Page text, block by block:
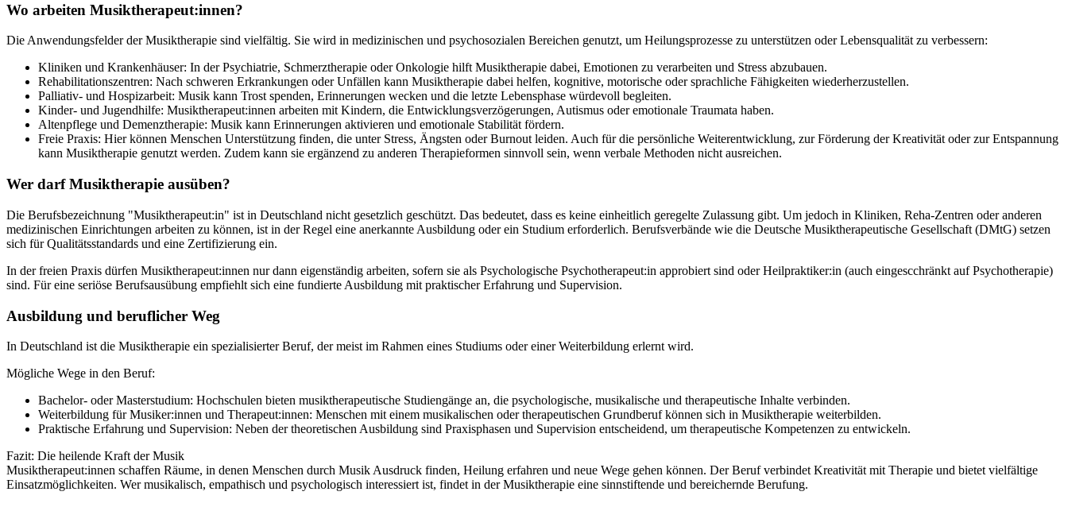
Wo arbeiten Musiktherapeut:innen?
Die Anwendungsfelder der Musiktherapie sind vielfältig. Sie wird in medizinischen und psychosozialen Bereichen genutzt, um Heilungsprozesse zu unterstützen oder Lebensqualität zu verbessern:
Kliniken und Krankenhäuser: In der Psychiatrie, Schmerztherapie oder Onkologie hilft Musiktherapie dabei, Emotionen zu verarbeiten und Stress abzubauen.
Rehabilitationszentren: Nach schweren Erkrankungen oder Unfällen kann Musiktherapie dabei helfen, kognitive, motorische oder sprachliche Fähigkeiten wiederherzustellen.
Palliativ- und Hospizarbeit: Musik kann Trost spenden, Erinnerungen wecken und die letzte Lebensphase würdevoll begleiten.
Kinder- und Jugendhilfe: Musiktherapeut:innen arbeiten mit Kindern, die Entwicklungsverzögerungen, Autismus oder emotionale Traumata haben.
Altenpflege und Demenztherapie: Musik kann Erinnerungen aktivieren und emotionale Stabilität fördern.
Freie Praxis: Hier können Menschen Unterstützung finden, die unter Stress, Ängsten oder Burnout leiden. Auch für die persönliche Weiterentwicklung, zur Förderung der Kreativität oder zur Entspannung
kann Musiktherapie genutzt werden. Zudem kann sie ergänzend zu anderen Therapieformen sinnvoll sein, wenn verbale Methoden nicht ausreichen.
Wer darf Musiktherapie ausüben?
Die Berufsbezeichnung "Musiktherapeut:in" ist in Deutschland nicht gesetzlich geschützt. Das bedeutet, dass es keine einheitlich geregelte Zulassung gibt. Um jedoch in Kliniken, Reha-Zentren oder anderen
medizinischen Einrichtungen arbeiten zu können, ist in der Regel eine anerkannte Ausbildung oder ein Studium erforderlich. Berufsverbände wie die Deutsche Musiktherapeutische Gesellschaft (DMtG) setzen
sich für Qualitätsstandards und eine Zertifizierung ein.
In der freien Praxis dürfen Musiktherapeut:innen nur dann eigenständig arbeiten, sofern sie als Psychologische Psychotherapeut:in approbiert sind oder Heilpraktiker:in (auch eingescchränkt auf Psychotherapie)
sind. Für eine seriöse Berufsausübung empfiehlt sich eine fundierte Ausbildung mit praktischer Erfahrung und Supervision.
Ausbildung und beruflicher Weg
In Deutschland ist die Musiktherapie ein spezialisierter Beruf, der meist im Rahmen eines Studiums oder einer Weiterbildung erlernt wird.
Mögliche Wege in den Beruf:
Bachelor- oder Masterstudium: Hochschulen bieten musiktherapeutische Studiengänge an, die psychologische, musikalische und therapeutische Inhalte verbinden.
Weiterbildung für Musiker:innen und Therapeut:innen: Menschen mit einem musikalischen oder therapeutischen Grundberuf können sich in Musiktherapie weiterbilden.
Praktische Erfahrung und Supervision: Neben der theoretischen Ausbildung sind Praxisphasen und Supervision entscheidend, um therapeutische Kompetenzen zu entwickeln.
Fazit: Die heilende Kraft der Musik
Musiktherapeut:innen schaffen Räume, in denen Menschen durch Musik Ausdruck finden, Heilung erfahren und neue Wege gehen können. Der Beruf verbindet Kreativität mit Therapie und bietet vielfältige
Einsatzmöglichkeiten. Wer musikalisch, empathisch und psychologisch interessiert ist, findet in der Musiktherapie eine sinnstiftende und bereichernde Berufung.